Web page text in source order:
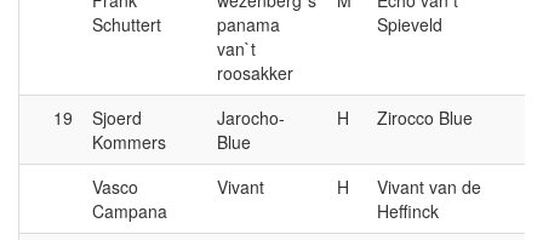
Schuttert
panama
van`t
roosakker
Spieveld
19
Sjoerd
Kommers
Jarocho-
Blue
H Zirocco Blue
Vasco
Campana
Vivant H
Vivant van de
Heffinck